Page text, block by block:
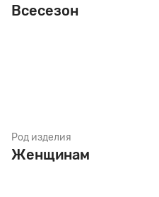
Всесезон
Род изделия
Женщинам